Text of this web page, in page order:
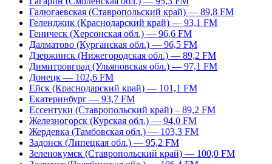
Галюгаевская (Ставропольский край) — 89,8 FM
Геленджик (Краснодарский край) — 93,1 FM
Геническ (Херсонская обл.) — 96,6 FM
Далматово (Курганская обл.) — 96,5 FM
Дзержинск (Нижегородская обл.) — 89,2 FM
Димитровград (Ульяновская обл.) — 97,1 FM
Донецк — 102,6 FM
Ейск (Краснодарский край) — 101,1 FM
Екатеринбург — 93,7 FM
Ессентуки (Ставропольский край) – 89,2 FM
Железногорск (Курская обл.) — 94,0 FM
Жердевка (Тамбовская обл.) — 103,3 FM
Задонск (Липецкая обл.) — 95,2 FM
Зеленокумск (Ставропольский край) — 100,0 FM